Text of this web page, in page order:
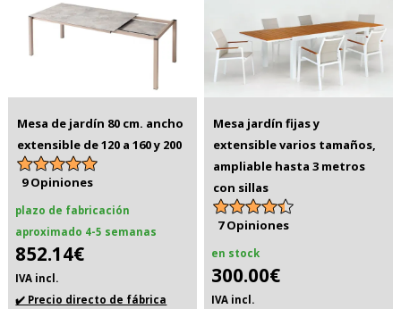
Mesa de jardín 80 cm. ancho
extensible de 120 a 160 y 200
9 Opiniones
plazo de fabricación
aproximado 4-5 semanas
852.14€
IVA incl.
✔️ Precio directo de fábrica
Mesa jardín fijas y
extensible varios tamaños,
ampliable hasta 3 metros
con sillas
7 Opiniones
en stock
300.00€
IVA incl.